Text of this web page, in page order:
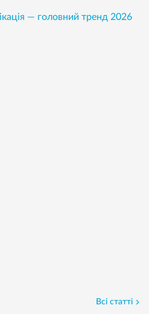
— головний тренд 2026
Всі статті